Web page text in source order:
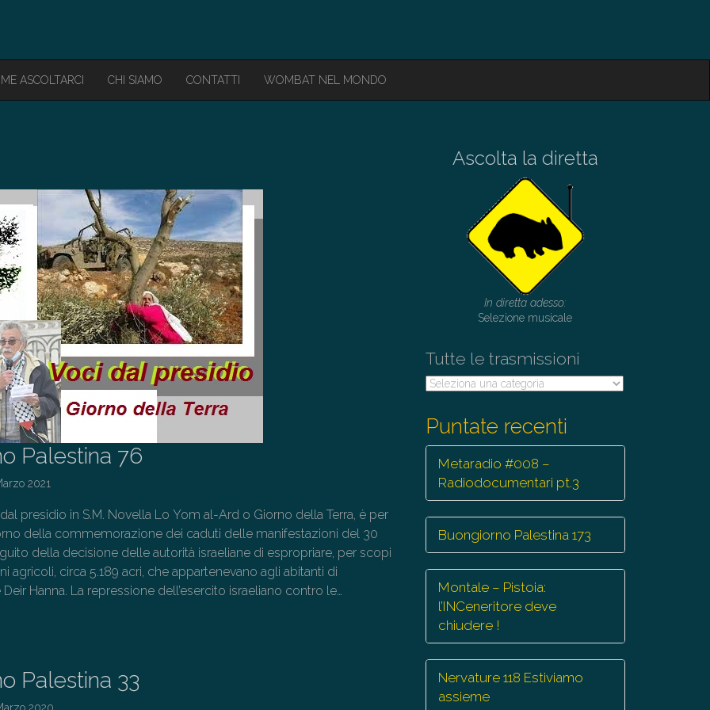
ASCOLTARCI CHI SIAMO CONTATTI WOMBAT NEL MONDO
Palestina 76
2021
presidio in S.M. Novella Lo Yom al-Ard o Giorno della Terra, è per
della commemorazione dei caduti delle manifestazioni del 30
della decisione delle autorità israeliane di espropriare, per scopi
agricoli, circa 5.189 acri, che appartenevano agli abitanti di
Deir Hanna. La repressione dell’esercito israeliano contro le…
Palestina 33
Ascolta la diretta
In diretta adesso:
Selezione musicale
Tutte le trasmissioni
Tutte
Puntate recenti
Metaradio #008 –
Radiodocumentari pt.3
Buongiorno Palestina 173
Montale – Pistoia:
l’INCeneritore deve
chiudere !
Nervature 118 Estiviamo
assieme